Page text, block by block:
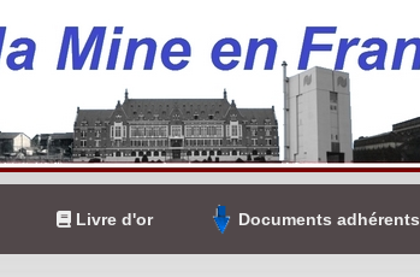
Livre d'or Documents adhérents